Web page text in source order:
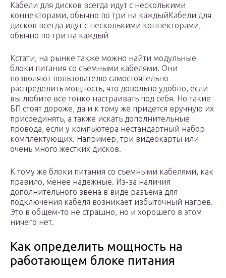
Кабели для дисков всегда идут с несколькими
коннекторами, обычно по три на каждыйКабели для
дисков всегда идут с несколькими коннекторами,
обычно по три на каждый
Кстати, на рынке также можно найти модульные
блоки питания со съемными кабелями. Они
позволяют пользователю самостоятельно
распределить мощность, что довольно удобно, если
вы любите все тонко настраивать под себя. Но такие
БП стоят дороже, да и к тому же придется вручную их
присоединять, а также искать дополнительные
провода, если у компьютера нестандартный набор
комплектующих. Например, три видеокарты или
очень много жестких дисков.
К тому же блоки питания со съемными кабелями, как
правило, менее надежные. Из-за наличия
дополнительного звена в виде разъема для
подключения кабеля возникает избыточный нагрев.
Это в общем-то не страшно, но и хорошего в этом
ничего нет.
Как определить мощность на
работающем блоке питания